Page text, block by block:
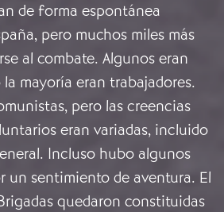
de forma espontánea
pero muchos miles más
al combate. Algunos eran
mayoría eran trabajadores.
pero las creencias
eran variadas, incluido
Incluso hubo algunos
un sentimiento de aventura. El
quedaron constituidas